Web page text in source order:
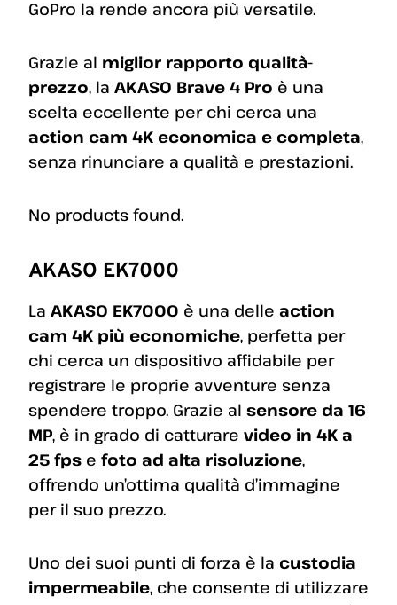
GoPro la rende ancora più versatile.
Grazie al miglior rapporto qualità-
prezzo, la AKASO Brave 4 Pro è una
scelta eccellente per chi cerca una
action cam 4K economica e completa,
senza rinunciare a qualità e prestazioni.
No products found.
AKASO EK7000
La AKASO EK7000 è una delle action
cam 4K più economiche, perfetta per
chi cerca un dispositivo affidabile per
registrare le proprie avventure senza
spendere troppo. Grazie al sensore da 16
MP, è in grado di catturare video in 4K a
25 fps e foto ad alta risoluzione,
offrendo un’ottima qualità d’immagine
per il suo prezzo.
Uno dei suoi punti di forza è la custodia
impermeabile, che consente di utilizzare